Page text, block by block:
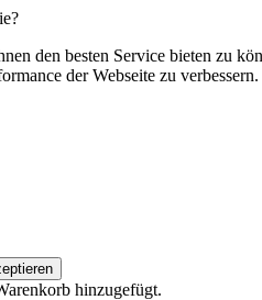
den besten Service bieten zu
der Webseite zu
hinzugefügt.